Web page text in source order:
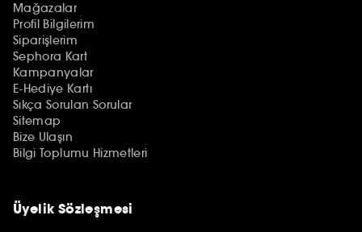
Mağazalar
Profil Bilgilerim
Siparişlerim
Sephora Kart
Kampanyalar
E-Hediye Kartı
Sıkça Sorulan Sorular
Sitemap
Bize Ulaşın
Bilgi Toplumu Hizmetleri
Üyelik Sözleşmesi